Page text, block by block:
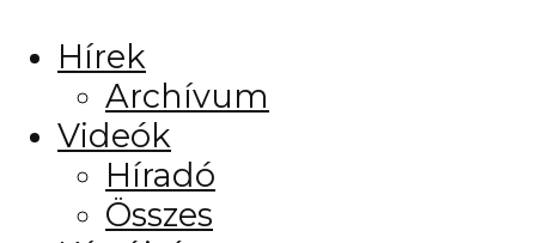
Hírek
Archívum
Videók
Híradó
Összes